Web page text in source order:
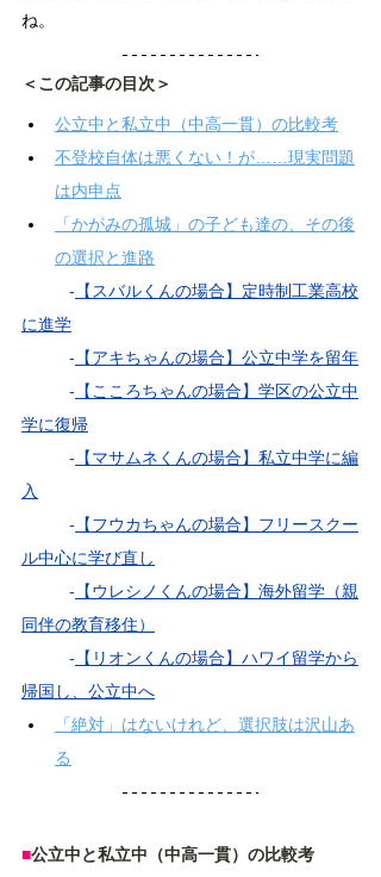
ね。
＜この記事の目次＞
公立中と私立中（中高一貫）の比較考
不登校自体は悪くない！が……現実問題
は内申点
「かがみの孤城」の子ども達の、その後
の選択と進路
	-
【スバルくんの場合】定時制工業高校
に進学
	-
【アキちゃんの場合】公立中学を留年
	-
【こころちゃんの場合】学区の公立中
学に復帰
	-
【マサムネくんの場合】私立中学に編
入
	-
【フウカちゃんの場合】フリースクー
ル中心に学び直し
	-
【ウレシノくんの場合】海外留学（親
同伴の教育移住）
	-
【リオンくんの場合】ハワイ留学から
帰国し、公立中へ
「絶対」はないけれど、選択肢は沢山あ
る
■公立中と私立中（中高一貫）の比較考